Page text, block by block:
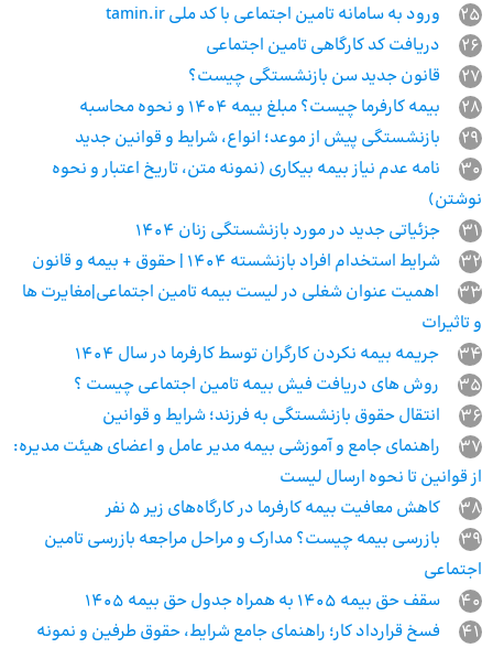
25
ورود به سامانه تامین اجتماعی با کد ملی tamin.ir
26
دریافت کد کارگاهی تامین اجتماعی
27
قانون جدید سن بازنشستگی چیست؟
28
بیمه کارفرما چیست؟ مبلغ بیمه ۱۴۰۴ و نحوه محاسبه
29
بازنشستگی پیش از موعد؛ انواع، شرایط و قوانین جدید
30
نامه عدم نیاز بیمه بیکاری (نمونه متن، تاریخ اعتبار و نحوه
نوشتن)
31
جزئیاتی جدید در مورد بازنشستگی زنان ۱۴۰۴
32
شرایط استخدام افراد بازنشسته ۱۴۰۴ | حقوق + بیمه و قانون
33
اهمیت عنوان شغلی در لیست بیمه تامین اجتماعی|مغایرت ها
و تاثیرات
34
جریمه بیمه نکردن کارگران توسط کارفرما در سال ۱۴۰۴
35
روش های دریافت فیش بیمه تامین اجتماعی چیست ؟
36
انتقال حقوق بازنشستگی به فرزند؛ شرایط و قوانین
37
راهنمای جامع و آموزشی بیمه مدیر عامل و اعضای هیئت مدیره:
از قوانین تا نحوه ارسال لیست
38
کاهش معافیت بیمه کارفرما در کارگاه‌های زیر 5 نفر
39
بازرسی بیمه چیست؟ مدارک و مراحل مراجعه بازرسی تامین
اجتماعی
40
سقف حق بیمه 1405 به همراه جدول حق بیمه 1405
41
فسخ قرارداد کار؛ راهنمای جامع شرایط، حقوق طرفین و نمونه